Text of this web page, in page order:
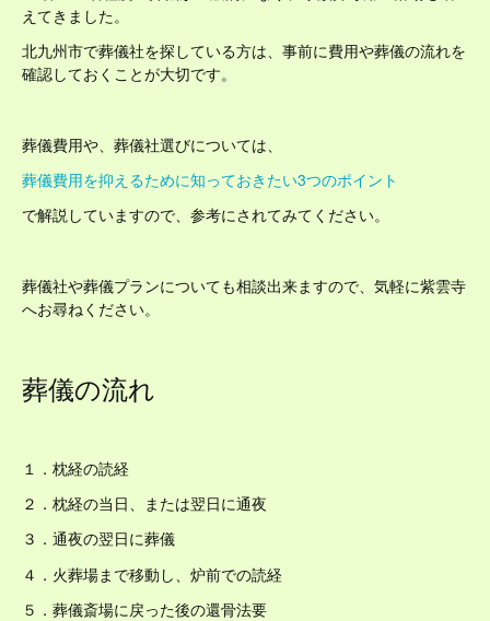
えてきました。
北九州市で葬儀社を探している方は、事前に費用や葬儀の流れを
確認しておくことが大切です。
葬儀費用や、葬儀社選びについては、
葬儀費用を抑えるために知っておきたい3つのポイント
で解説していますので、参考にされてみてください。
葬儀社や葬儀プランについても相談出来ますので、気軽に紫雲寺
へお尋ねください。
葬儀の流れ
１．枕経の読経
２．枕経の当日、または翌日に通夜
３．通夜の翌日に葬儀
４．火葬場まで移動し、炉前での読経
５．葬儀斎場に戻った後の還骨法要